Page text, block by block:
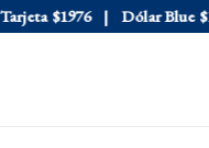
$1976 Dólar Blue $1525